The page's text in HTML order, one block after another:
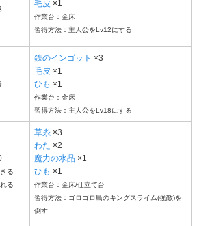
毛皮 ×1
作業台：金床
習得方法：主人公をLv12にする
鉄のインゴット ×3
毛皮 ×1
ひも ×1
作業台：金床
習得方法：主人公をLv18にする
る
る
草糸 ×3
わた ×2
魔力の水晶 ×1
ひも ×1
作業台：金床/仕立て台
習得方法：ゴロゴロ島のキングスライム(強敵)を
倒す